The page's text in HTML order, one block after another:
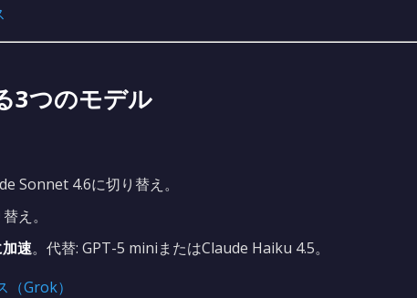
3つのモデル
Sonnet 4.6に切り替え。
え。
速。代替: GPT-5 miniまたはClaude Haiku 4.5。
（Grok）